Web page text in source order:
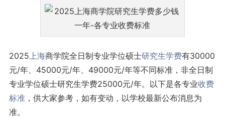
2025上海商学院全日制专业学位硕士研究生学费有30000
元/年、45000元/年、49000元/年等不同标准，非全日制
专业学位硕士研究生学费25000元/年。以下是各专业收费
标准，供大家参考，如有变动，以学校最新公布消息为
准。